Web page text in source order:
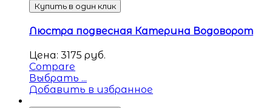
Купить в один клик
Люстра подвесная Катерина Водоворот
Цена: 3175 руб.
Compare
Выбрать ...
Добавить в избранное